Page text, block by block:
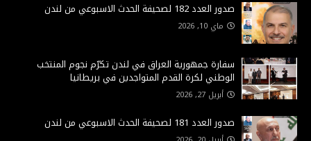
صدور العدد 182 لصحيفة الحدث الاسبوعي من لندن
ماي 10, 2026
سفارة جمهورية العراق في لندن تكرّم نجوم المنتخب
الوطني لكرة القدم المتواجدين في بريطانيا
أبريل 27, 2026
صدور العدد 181 لصحيفة الحدث الاسبوعي من لندن